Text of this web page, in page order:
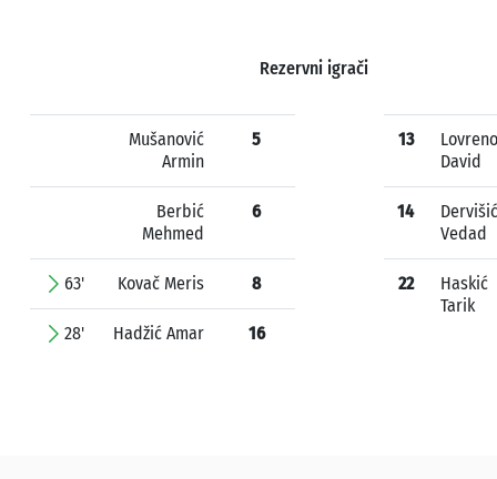
Rezervni igrači
Mušanović
Armin
5
Berbić
Mehmed
6
63' Kovač Meris 8
28' Hadžić Amar 16
13
David
14
Dervišić
Vedad
22
Haskić
Tarik